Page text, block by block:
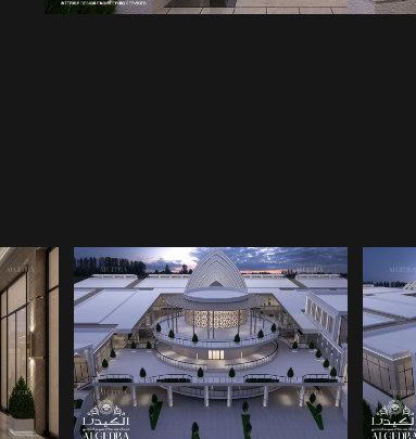
تصاميم معمارية لمراكز
التسوق